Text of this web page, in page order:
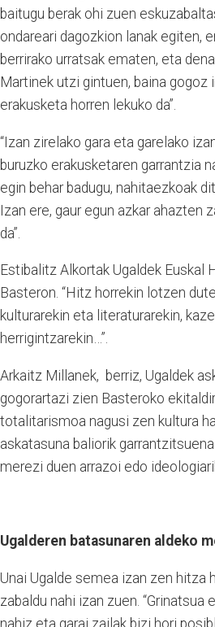
baitugu berak ohi zuen
ondareari dagozkion lanak egiten,
berrirako urratsak ematen, eta
Martinek utzi gintuen, baina gogoz
erakusketa horren lekuko da”.
“Izan zirelako gara eta garelako
buruzko erakusketaren garrantzia
egin behar badugu, nahitaezkoak
Izan ere, gaur egun azkar ahazten
da”.
Estibalitz Alkortak Ugaldek Euskal
Basteron. “Hitz horrekin lotzen
kulturarekin eta literaturarekin,
herrigintzarekin…”.
Arkaitz Millanek, berriz, Ugaldek
gogorartazi zien Basteroko
totalitarismoa nagusi zen kultura
askatasuna baliorik
merezi duen arrazoi edo
Ugalderen batasunaren aldeko
Unai Ugalde semea izan zen hitza
zabaldu nahi izan zuen.
nahiz eta garai zailak bizi hori